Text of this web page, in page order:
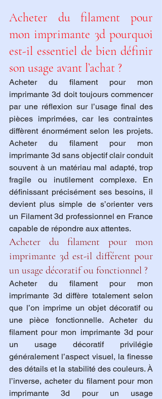
Acheter du filament pour
mon imprimante 3d pourquoi
est-il essentiel de bien définir
son usage avant l’achat ?
Acheter du filament pour mon
imprimante 3d doit toujours commencer
par une réflexion sur l’usage final des
pièces imprimées, car les contraintes
diffèrent énormément selon les projets.
Acheter du filament pour mon
imprimante 3d sans objectif clair conduit
souvent à un matériau mal adapté, trop
fragile ou inutilement complexe. En
définissant précisément ses besoins, il
devient plus simple de s’orienter vers
un Filament 3d professionnel en France
capable de répondre aux attentes.
Acheter du filament pour mon
imprimante 3d est-il différent pour
un usage décoratif ou fonctionnel ?
Acheter du filament pour mon
imprimante 3d diffère totalement selon
que l’on imprime un objet décoratif ou
une pièce fonctionnelle. Acheter du
filament pour mon imprimante 3d pour
un usage décoratif privilégie
généralement l’aspect visuel, la finesse
des détails et la stabilité des couleurs. À
l’inverse, acheter du filament pour mon
imprimante 3d pour un usage